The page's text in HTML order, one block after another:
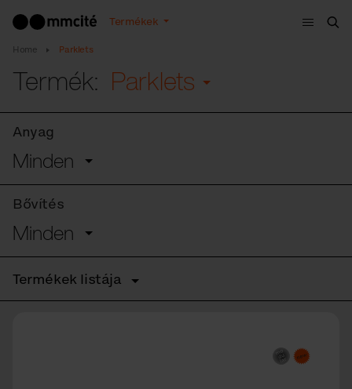
Termékek
Menü
Home Parklets
Termék: Parklets
Anyag
Minden
Bővítés
Minden
Termékek listája